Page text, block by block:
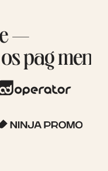
—
pag